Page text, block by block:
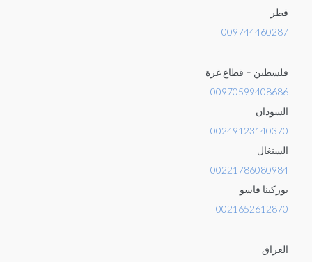
قطر
009744460287
فلسطين – قطاع غزة
00970599408686
السودان
00249123140370
السنغال
00221786080984
بوركينا فاسو
0021652612870
العراق